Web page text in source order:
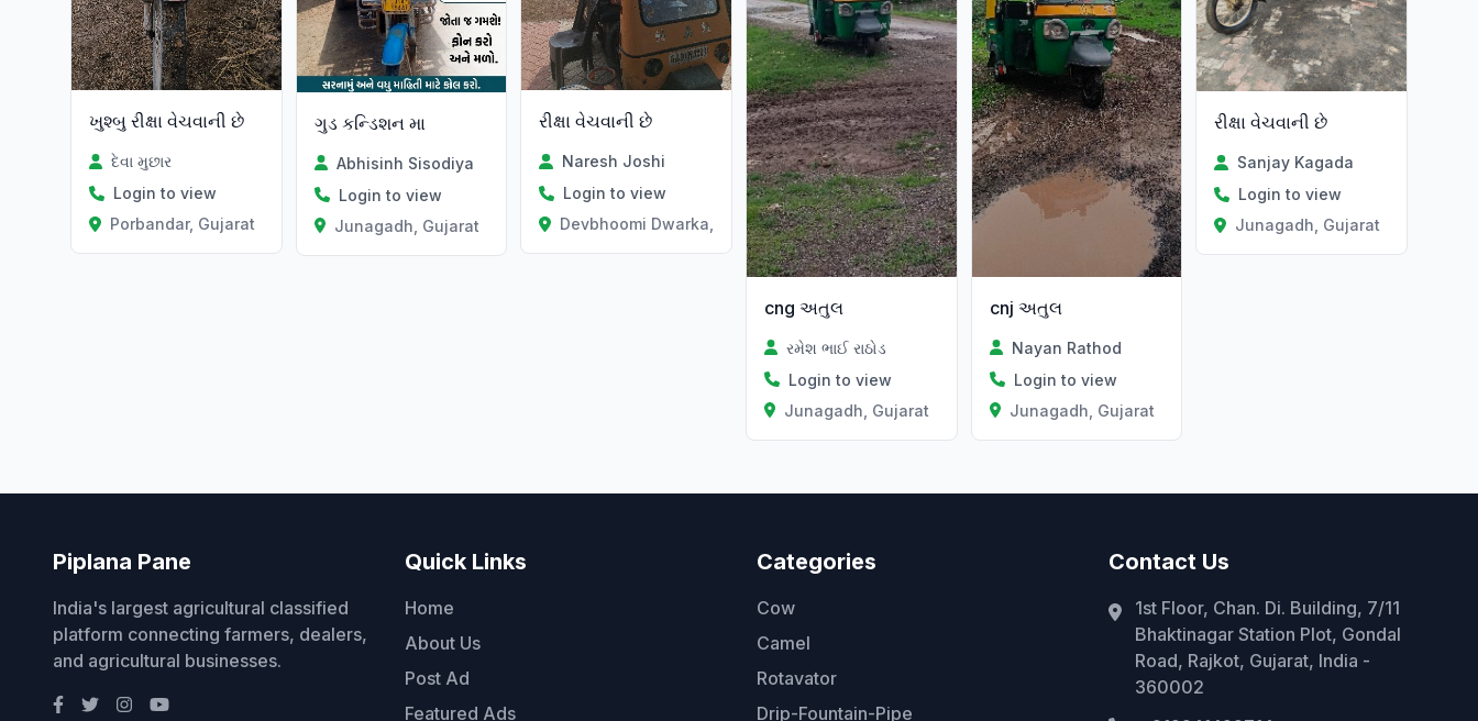
ખુશ્બુ રીક્ષા વેચવાની છે
દેવા મુછાર
Login to view
Porbandar, Gujarat
ગુડ કન્ડિશન મા
Abhisinh Sisodiya
Login to view
Junagadh, Gujarat
રીક્ષા વેચવાની છે
Naresh Joshi
Login to view
Devbhoomi Dwarka, Gujarat
cng અતુલ
રમેશ ભાઈ રાઠોડ
Login to view
Junagadh, Gujarat
cnj અતુલ
Nayan Rathod
Login to view
Junagadh, Gujarat
રીક્ષા વેચવાની છે
Sanjay Kagada
Login to view
Junagadh, Gujarat
Piplana Pane
India's largest agricultural classified
platform connecting farmers, dealers,
and agricultural businesses.
Quick Links
Home
About Us
Post Ad
Featured Ads
Categories
Cow
Camel
Rotavator
Drip-Fountain-Pipe
Contact Us
1st Floor, Chan. Di. Building, 7/11
Bhaktinagar Station Plot, Gondal
Road, Rajkot, Gujarat, India -
360002